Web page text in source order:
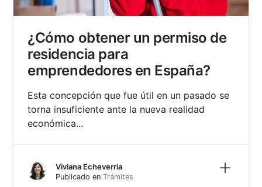
¿Cómo obtener un permiso de
residencia para
emprendedores en España?
Esta concepción que fue útil en un pasado se
torna insuficiente ante la nueva realidad
económica...
Viviana Echeverria
Publicado enTrámites